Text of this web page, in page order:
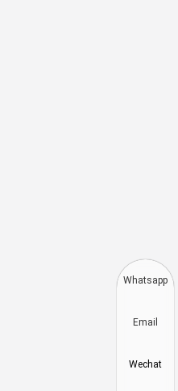
Vietnamese
Whatsapp
Email
Wechat